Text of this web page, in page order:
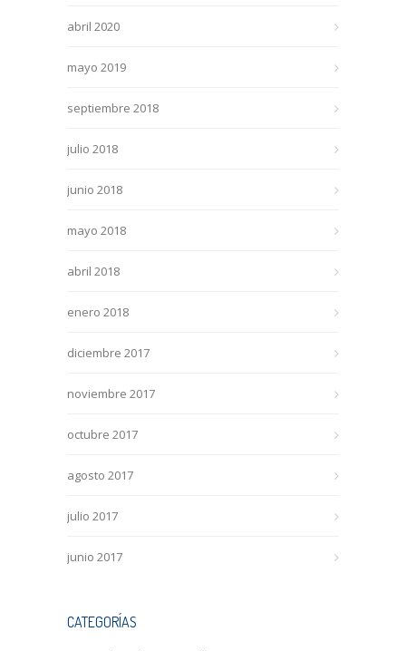
abril 2020
mayo 2019
septiembre 2018
julio 2018
junio 2018
mayo 2018
abril 2018
enero 2018
diciembre 2017
noviembre 2017
octubre 2017
agosto 2017
julio 2017
junio 2017
CATEGORÍAS